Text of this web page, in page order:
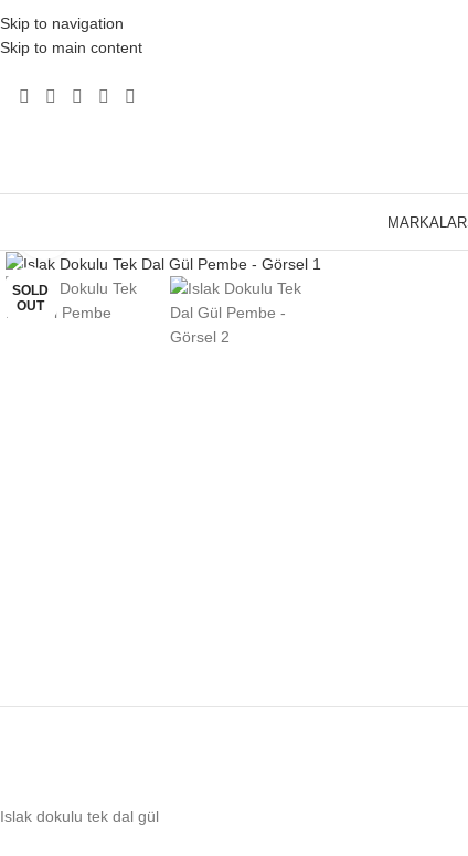
Skip to navigation
Skip to main content
MARKALAR
SOLD
OUT
Islak dokulu tek dal gül